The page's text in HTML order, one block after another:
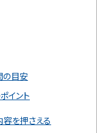
の目安
イント
容を押さえる